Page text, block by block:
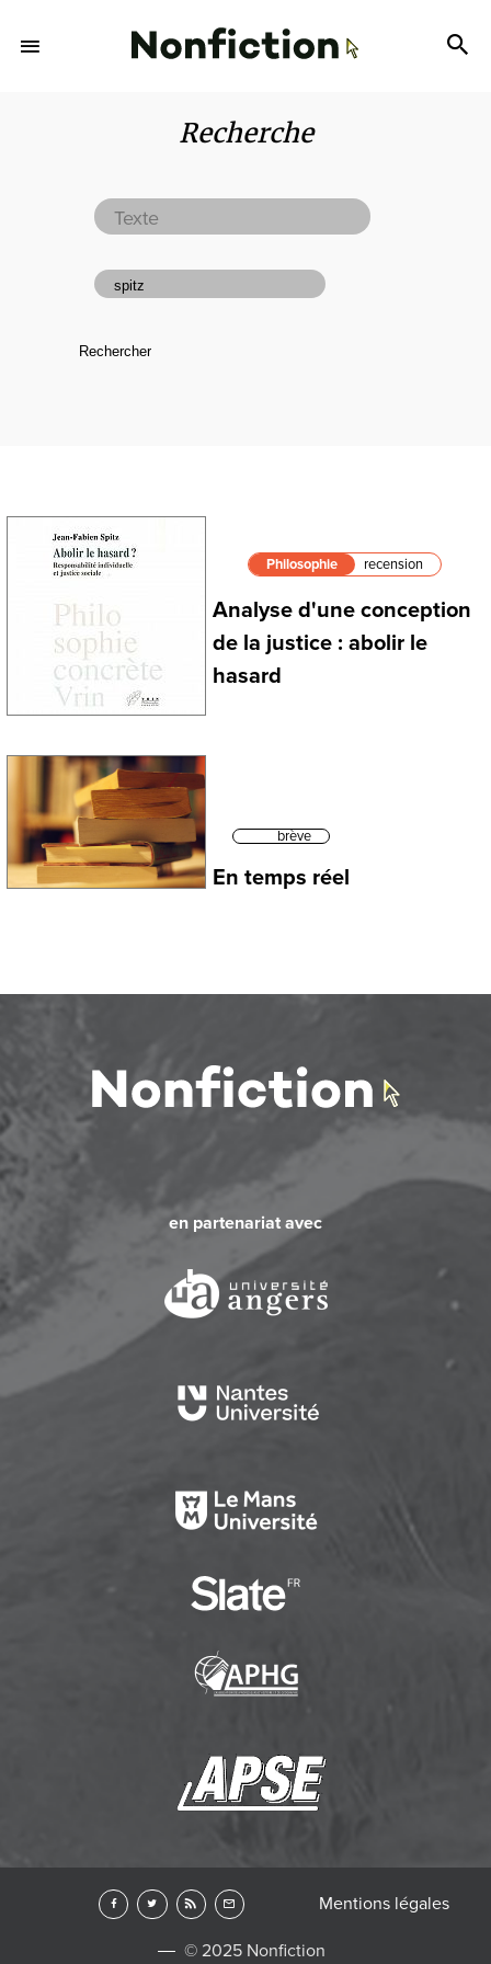
Recherche
Philosophie recension
Analyse d'une conception
de la justice : abolir le
hasard
brève
En temps réel
en partenariat avec
© 2025 Nonfiction
Mentions légales